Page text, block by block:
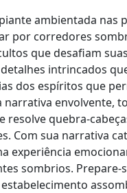
ambientada nas
por corredores
que desafiam
intrincados
dos espíritos que
narrativa envolvente,
resolve quebra-
Com sua narrativa
experiência
sombrios.